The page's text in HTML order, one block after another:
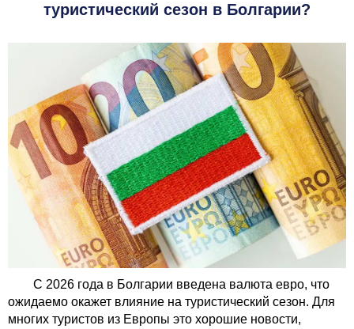
туристический сезон в Болгарии?
С 2026 года в Болгарии введена валюта евро, что
ожидаемо окажет влияние на туристический сезон. Для
многих туристов из Европы это хорошие новости,